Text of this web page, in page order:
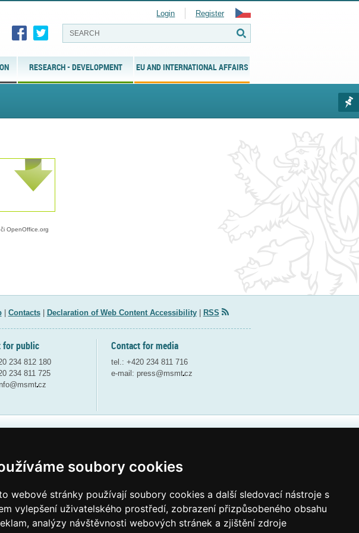
soubory cookies
webové stránky používají soubory cookies a další sledovací nástroje s
vylepšení uživatelského prostředí, zobrazení přizpůsobeného obsahu
analýzy návštěvnosti webových stránek a zjištění zdroje
RESEARCH - DEVELOPMENT EU AND INTERNATIONAL AFFAIRS
Login Register
OpenOffice.org
| Contacts| Declaration of Web Content Accessibility| RSS
Contact for media
tel.: +420 234 811 716
e-mail: press@msmtcz
for public
234 812 180
234 811 725
cz